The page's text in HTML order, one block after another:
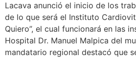
Lacava anunció el inicio de los
de lo que será el Instituto
Quiero”, el cual funcionará en las
Hospital Dr. Manuel Malpica del
mandatario regional destacó que